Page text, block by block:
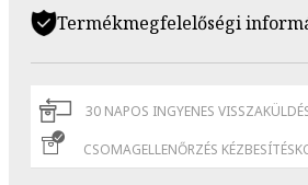
Termékmegfelelőségi
30 NAPOS INGYENES
CSOMAGELLENŐRZÉS